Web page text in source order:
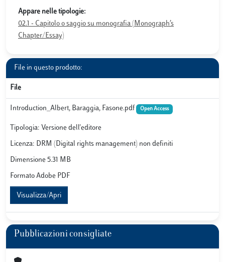
Appare nelle tipologie:
02.1 - Capitolo o saggio su monografia (Monograph’s
Chapter/Essay)
File in questo prodotto:
File
Introduction_Albert, Baraggia, Fasone.pdf Open Access
Tipologia: Versione dell'editore
Licenza: DRM (Digital rights management) non definiti
Dimensione 5.31 MB
Formato Adobe PDF
Visualizza/Apri
Pubblicazioni consigliate